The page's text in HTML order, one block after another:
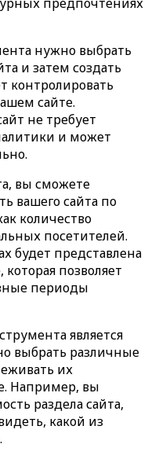
нужно выбрать
и затем создать
контролировать
сайте.
не требует
и может
вы сможете
вашего сайта по
количество
посетителей.
будет представлена
позволяет
периоды
является
выбрать различные
их
Например, вы
раздела сайта,
какой из